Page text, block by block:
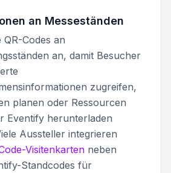
an Messeständen
QR-Codes an
an, damit Besucher
zugreifen,
planen oder Ressourcen
Eventify herunterladen
Aussteller integrieren
Visitenkarten neben
Standcodes für